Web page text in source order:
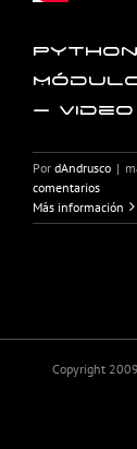
–
Por dAndrusco |
comentarios
Más información
Copyright